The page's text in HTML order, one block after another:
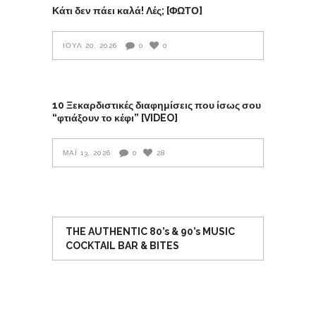
Κάτι δεν πάει καλά! Λές; [ΦΩΤΟ]
ΙΟΎΛ 20, 2026 0 0
10 Ξεκαρδιστικές διαφημίσεις που ίσως σου
“φτιάξουν το κέφι” [VIDEO]
ΜΆΙ 13, 2026 0 28
THE AUTHENTIC 80’s & 90’s MUSIC
COCKTAIL BAR & BITES